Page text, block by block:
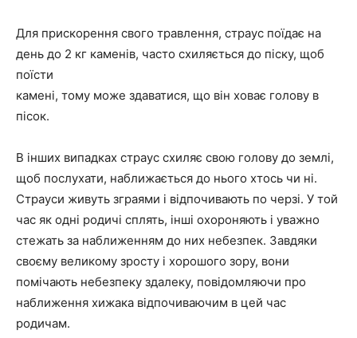
Для прискорення свого травлення, страус поїдає на
день до 2 кг каменів, часто схиляється до піску, щоб
поїсти
камені, тому може здаватися, що він ховає голову в
пісок.
В інших випадках страус схиляє свою голову до землі,
щоб послухати, наближається до нього хтось чи ні.
Страуси живуть зграями і відпочивають по черзі. У той
час як одні родичі сплять, інші охороняють і уважно
стежать за наближенням до них небезпек. Завдяки
своєму великому зросту і хорошого зору, вони
помічають небезпеку здалеку, повідомляючи про
наближення хижака відпочиваючим в цей час
родичам.